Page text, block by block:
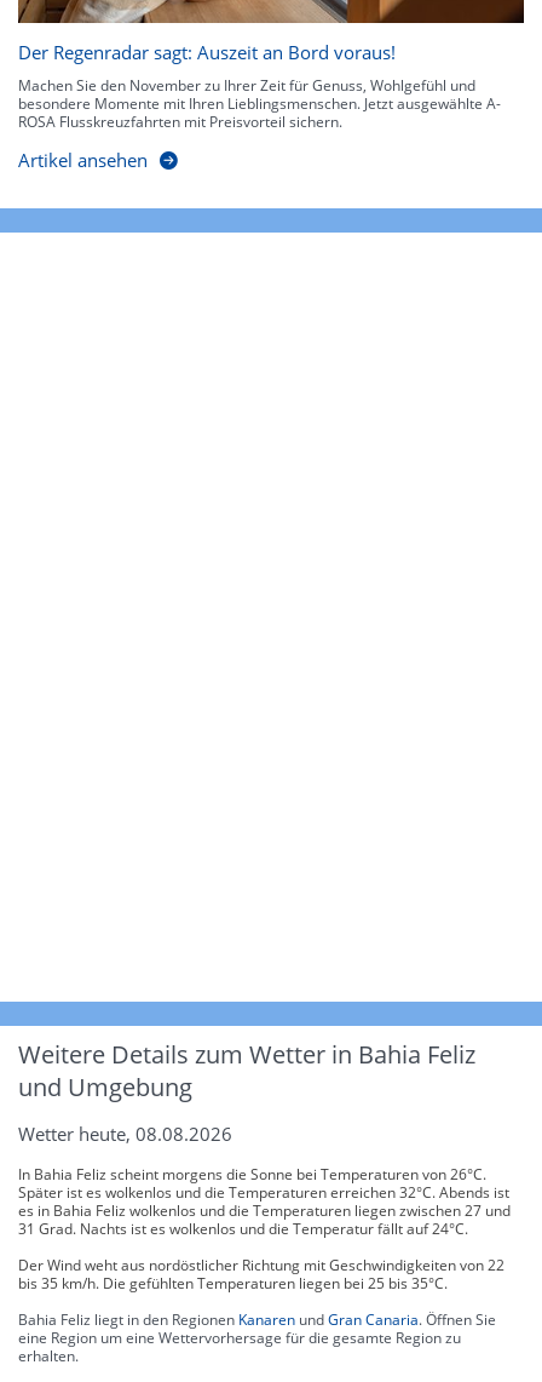
Der Regenradar sagt: Auszeit an Bord voraus!
Machen Sie den November zu Ihrer Zeit für Genuss, Wohlgefühl und
besondere Momente mit Ihren Lieblingsmenschen. Jetzt ausgewählte A-
ROSA Flusskreuzfahrten mit Preisvorteil sichern.
Artikel ansehen
Weitere Details zum Wetter in Bahia Feliz
und Umgebung
Wetter heute, 08.08.2026
In Bahia Feliz scheint morgens die Sonne bei Temperaturen von 26°C.
Später ist es wolkenlos und die Temperaturen erreichen 32°C. Abends ist
es in Bahia Feliz wolkenlos und die Temperaturen liegen zwischen 27 und
31 Grad. Nachts ist es wolkenlos und die Temperatur fällt auf 24°C.
Der Wind weht aus nordöstlicher Richtung mit Geschwindigkeiten von 22
bis 35 km/h. Die gefühlten Temperaturen liegen bei 25 bis 35°C.
Bahia Feliz liegt in den Regionen Kanaren undGran Canaria. Öffnen Sie
eine Region um eine Wettervorhersage für die gesamte Region zu
erhalten.